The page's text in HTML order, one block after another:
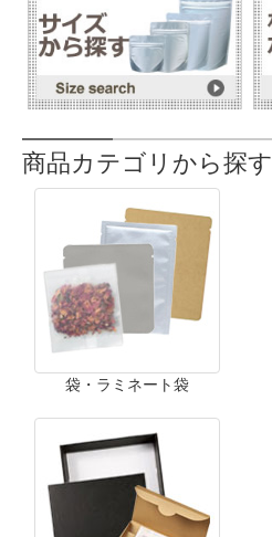
商品カテゴリから探す
袋・ラミネート袋